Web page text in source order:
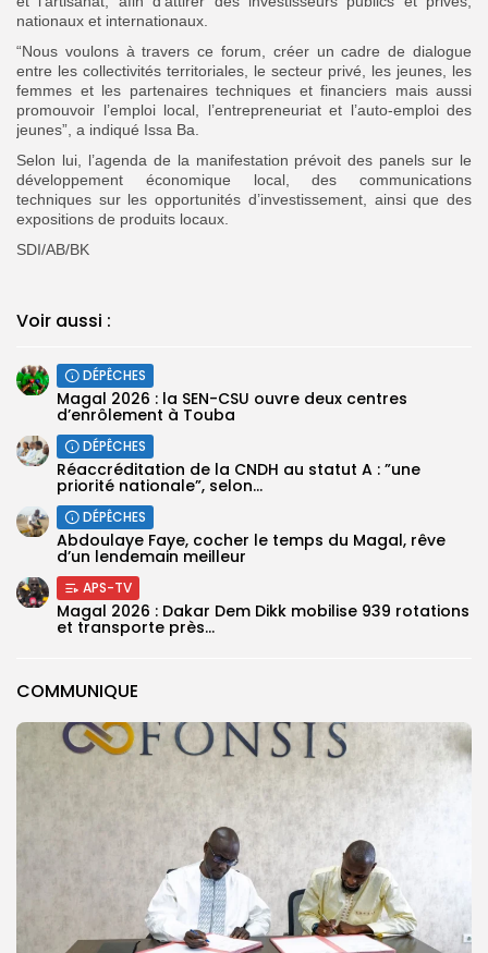
COMMUNIQUE
nationaux et internationaux.
“Nous voulons à travers ce forum, créer un cadre de dialogue
entre les collectivités territoriales, le secteur privé, les jeunes, les
femmes et les partenaires techniques et financiers mais aussi
promouvoir l’emploi local, l’entrepreneuriat et l’auto-emploi des
jeunes”, a indiqué Issa Ba.
Selon lui, l’agenda de la manifestation prévoit des panels sur le
développement économique local, des communications
techniques sur les opportunités d’investissement, ainsi que des
expositions de produits locaux.
SDI/AB/BK
Voir aussi :
DÉPÊCHES
Magal 2026 : la SEN-CSU ouvre deux centres
d’enrôlement à Touba
DÉPÊCHES
Réaccréditation de la CNDH au statut A : ”une
priorité nationale”, selon...
DÉPÊCHES
Abdoulaye Faye, cocher le temps du Magal, rêve
d’un lendemain meilleur
APS-TV
Magal 2026 : Dakar Dem Dikk mobilise 939 rotations
et transporte près...